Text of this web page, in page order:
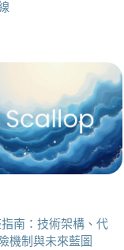
指南：技術架構、代
機制與未來藍圖